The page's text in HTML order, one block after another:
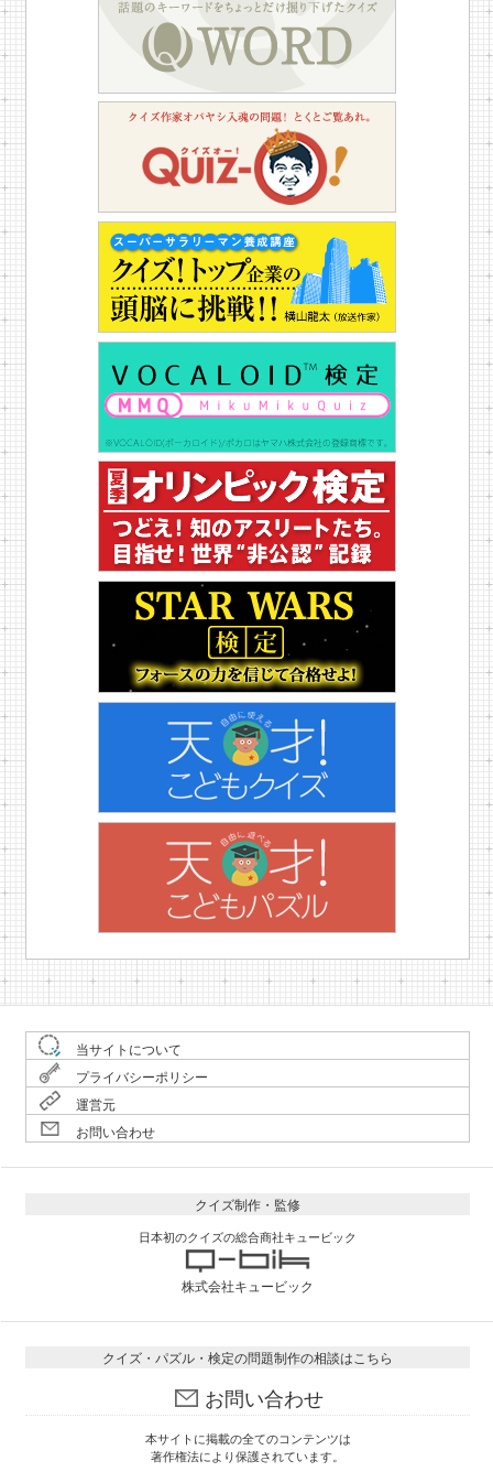
当サイトについて
プライバシーポリシー
運営元
お問い合わせ
クイズ制作・監修
日本初のクイズの総合商社キュービック
株式会社キュービック
クイズ・パズル・検定の問題制作の相談はこちら
お問い合わせ
本サイトに掲載の全てのコンテンツは
著作権法により保護されています。